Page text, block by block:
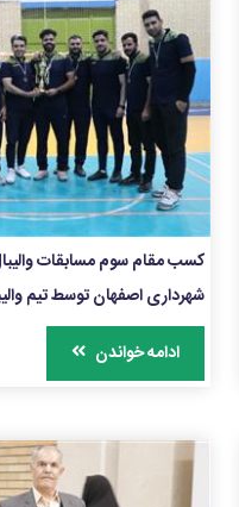
کسب مقام سوم مسابقات
شهرداری اصفهان توسط تیم
ادامه خواندن